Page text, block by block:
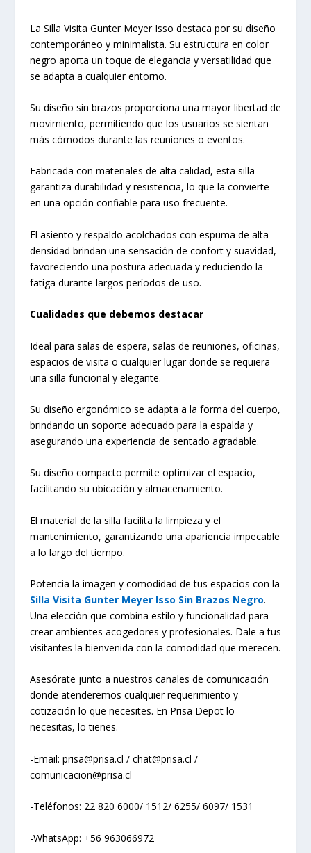
La Silla Visita Gunter Meyer Isso destaca por su diseño
contemporáneo y minimalista. Su estructura en color
negro aporta un toque de elegancia y versatilidad que
se adapta a cualquier entorno.
Su diseño sin brazos proporciona una mayor libertad de
movimiento, permitiendo que los usuarios se sientan
más cómodos durante las reuniones o eventos.
Fabricada con materiales de alta calidad, esta silla
garantiza durabilidad y resistencia, lo que la convierte
en una opción confiable para uso frecuente.
El asiento y respaldo acolchados con espuma de alta
densidad brindan una sensación de confort y suavidad,
favoreciendo una postura adecuada y reduciendo la
fatiga durante largos períodos de uso.
Cualidades que debemos destacar
Ideal para salas de espera, salas de reuniones, oficinas,
espacios de visita o cualquier lugar donde se requiera
una silla funcional y elegante.
Su diseño ergonómico se adapta a la forma del cuerpo,
brindando un soporte adecuado para la espalda y
asegurando una experiencia de sentado agradable.
Su diseño compacto permite optimizar el espacio,
facilitando su ubicación y almacenamiento.
El material de la silla facilita la limpieza y el
mantenimiento, garantizando una apariencia impecable
a lo largo del tiempo.
Potencia la imagen y comodidad de tus espacios con la
Silla Visita Gunter Meyer Isso Sin Brazos Negro.
Una elección que combina estilo y funcionalidad para
crear ambientes acogedores y profesionales. Dale a tus
visitantes la bienvenida con la comodidad que merecen.
Asesórate junto a nuestros canales de comunicación
donde atenderemos cualquier requerimiento y
cotización lo que necesites. En Prisa Depot lo
necesitas, lo tienes.
-Email: prisa@prisa.cl / chat@prisa.cl /
comunicacion@prisa.cl
-Teléfonos: 22 820 6000/ 1512/ 6255/ 6097/ 1531
-WhatsApp: +56 963066972